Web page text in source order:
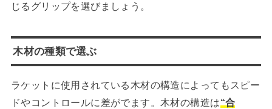
じるグリップを選びましょう。
木材の種類で選ぶ
ラケットに使用されている木材の構造によってもスピー
ドやコントロールに差がでます。木材の構造は“合